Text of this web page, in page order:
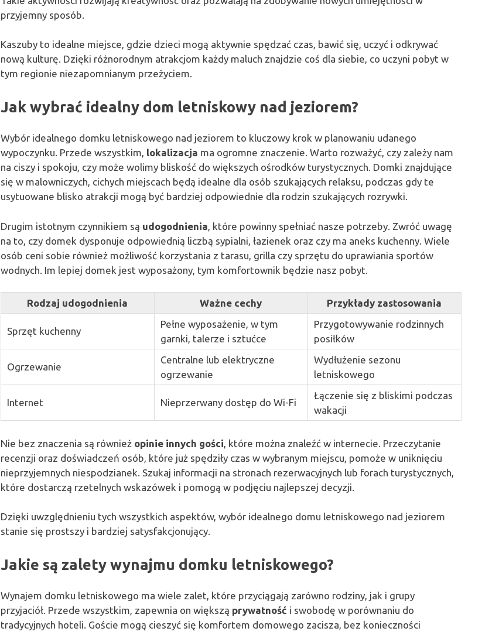
przyjemny sposób.
Kaszuby to idealne miejsce, gdzie dzieci mogą aktywnie spędzać czas, bawić się, uczyć i odkrywać
nową kulturę. Dzięki różnorodnym atrakcjom każdy maluch znajdzie coś dla siebie, co uczyni pobyt w
tym regionie niezapomnianym przeżyciem.
Jak wybrać idealny dom letniskowy nad jeziorem?
Wybór idealnego domku letniskowego nad jeziorem to kluczowy krok w planowaniu udanego
wypoczynku. Przede wszystkim, lokalizacja ma ogromne znaczenie. Warto rozważyć, czy zależy nam
na ciszy i spokoju, czy może wolimy bliskość do większych ośrodków turystycznych. Domki znajdujące
się w malowniczych, cichych miejscach będą idealne dla osób szukających relaksu, podczas gdy te
usytuowane blisko atrakcji mogą być bardziej odpowiednie dla rodzin szukających rozrywki.
Drugim istotnym czynnikiem są udogodnienia , które powinny spełniać nasze potrzeby. Zwróć uwagę
na to, czy domek dysponuje odpowiednią liczbą sypialni, łazienek oraz czy ma aneks kuchenny. Wiele
osób ceni sobie również możliwość korzystania z tarasu, grilla czy sprzętu do uprawiania sportów
wodnych. Im lepiej domek jest wyposażony, tym komfortownik będzie nasz pobyt.
Rodzaj udogodnienia Ważne cechy Przykłady zastosowania
Sprzęt kuchenny
Pełne wyposażenie, w tym
garnki, talerze i sztućce
Przygotowywanie rodzinnych
posiłków
Ogrzewanie
Centralne lub elektryczne
ogrzewanie
Wydłużenie sezonu
letniskowego
Internet Nieprzerwany dostęp do Wi-Fi
Łączenie się z bliskimi podczas
wakacji
Nie bez znaczenia są również opinie innych gości , które można znaleźć w internecie. Przeczytanie
recenzji oraz doświadczeń osób, które już spędziły czas w wybranym miejscu, pomoże w uniknięciu
nieprzyjemnych niespodzianek. Szukaj informacji na stronach rezerwacyjnych lub forach turystycznych,
które dostarczą rzetelnych wskazówek i pomogą w podjęciu najlepszej decyzji.
Dzięki uwzględnieniu tych wszystkich aspektów, wybór idealnego domu letniskowego nad jeziorem
stanie się prostszy i bardziej satysfakcjonujący.
Jakie są zalety wynajmu domku letniskowego?
Wynajem domku letniskowego ma wiele zalet, które przyciągają zarówno rodziny, jak i grupy
przyjaciół. Przede wszystkim, zapewnia on większą prywatność i swobodę w porównaniu do
tradycyjnych hoteli. Goście mogą cieszyć się komfortem domowego zacisza, bez konieczności